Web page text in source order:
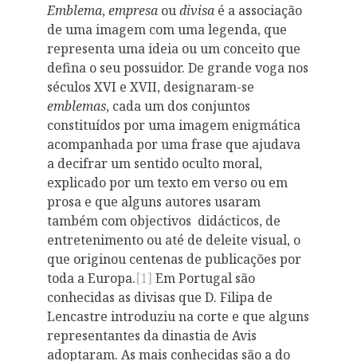
Emblema,empresa oudivisa é a associação
de uma imagem com uma legenda, que
representa uma ideia ou um conceito que
defina o seu possuidor. De grande voga nos
séculos XVI e XVII, designaram-se
emblemas, cada um dos conjuntos
constituídos por uma imagem enigmática
acompanhada por uma frase que ajudava
a decifrar um sentido oculto moral,
explicado por um texto em verso ou em
prosa e que alguns autores usaram
também com objectivos didácticos, de
entretenimento ou até de deleite visual, o
que originou centenas de publicações por
toda a Europa.[1] Em Portugal são
conhecidas as divisas que D. Filipa de
Lencastre introduziu na corte e que alguns
representantes da dinastia de Avis
adoptaram. As mais conhecidas são a do